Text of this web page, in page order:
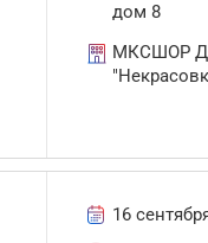
дом 8
МКСШОР
16